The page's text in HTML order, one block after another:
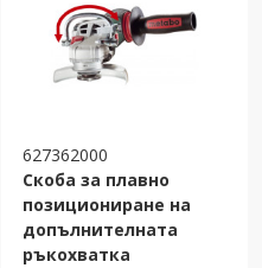
627362000
Скоба за плавно
позициониране на
допълнителната
ръкохватка